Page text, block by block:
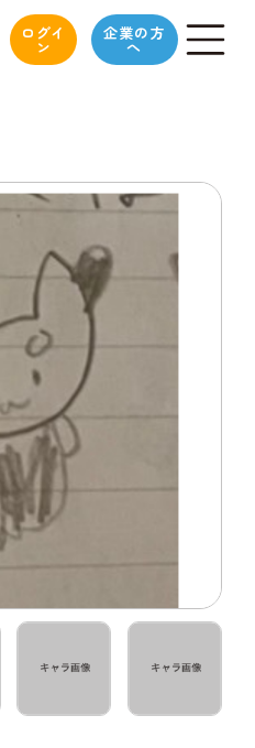
ログイ
ン
企業の方
へ